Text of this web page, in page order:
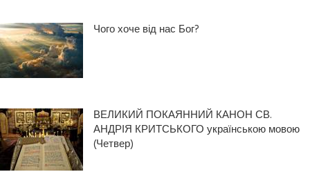
Чого хоче від нас Бог?
ВЕЛИКИЙ ПОКАЯННИЙ КАНОН СВ.
АНДРІЯ КРИТСЬКОГО українською мовою
(Четвер)